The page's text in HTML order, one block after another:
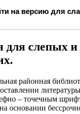
на версию для
слепых и
районная
– точечным
основании